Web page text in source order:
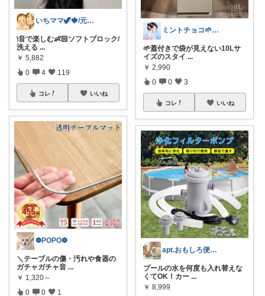
いちママ🦖🍓/元保育士おすすめ商品
\音で楽しむ👶🏻ソフトブロック/
洗える ...
￥ 5,882
0 4 119
コレ いいね
❁POPO❁
＼テーブルの傷・汚れや食器の
ガチャガチャ音 ...
￥ 1,320～
0 0 1
ミントチョコ🌱いつもありがとう
🌱蓋付きで袋が見えない10Lサ
イズのスタイ ...
￥ 2,990
0 0 3
コレ いいね
apt.おもしろ便利グッズ推し主婦
プールの水を何度も入れ替えな
くてOK！カー ...
￥ 8,999